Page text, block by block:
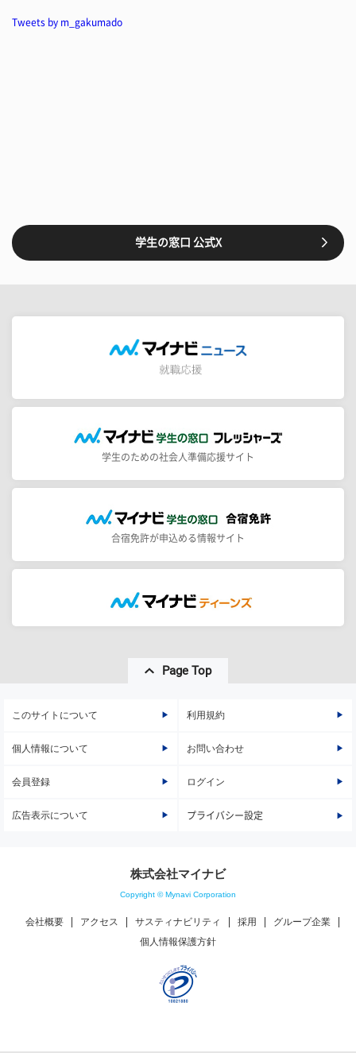
Tweets by m_gakumado
学生の窓口 公式X
学生のための社会人準備応援サイト
合宿免許が申込める情報サイト
Page Top
このサイトについて 利用規約
個人情報について お問い合わせ
会員登録 ログイン
広告表示について プライバシー設定
株式会社マイナビ
Copyright © Mynavi Corporation
会社概要 アクセス サスティナビリティ 採用
グループ企業
個人情報保護方針